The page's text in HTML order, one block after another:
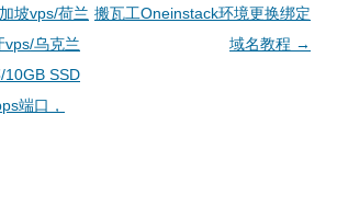
坡vps/荷兰
vps/乌克兰
10GB SSD
端口，
搬瓦工Oneinstack环境更换绑定
域名教程 →